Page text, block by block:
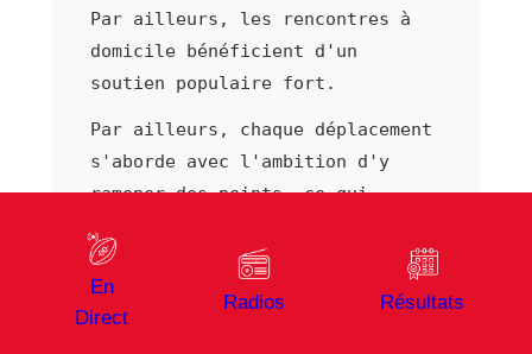
Par ailleurs, les rencontres à
domicile bénéficient d'un
soutien populaire fort.
Par ailleurs, chaque déplacement
s'aborde avec l'ambition d'y
ramener des points, ce qui
championnat des équipes plus
fragiles. À ce titre, l'apport
des trois-quarts
En
Direct
Radios Résultats